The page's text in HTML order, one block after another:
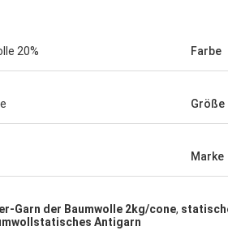
20% Farbe
Größe
Marke
Garn der Baumwolle 2kg/cone,
Antigarn